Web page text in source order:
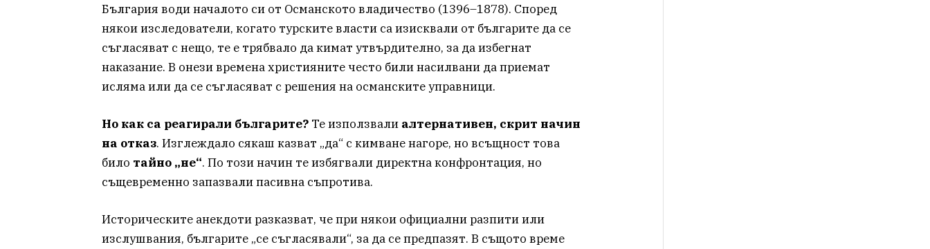
България води началото си от Османското владичество (1396–1878). Според
някои изследователи, когато турските власти са изисквали от българите да се
съгласяват с нещо, те е трябвало да кимат утвърдително, за да избегнат
наказание. В онези времена християните често били насилвани да приемат
исляма или да се съгласяват с решения на османските управници.
Но как са реагирали българите? Те използвали алтернативен, скрит начин
на отказ. Изглеждало сякаш казват „да“ с кимване нагоре, но всъщност това
било тайно „не“. По този начин те избягвали директна конфронтация, но
същевременно запазвали пасивна съпротива.
Историческите анекдоти разказват, че при някои официални разпити или
изслушвания, българите „се съгласявали“, за да се предпазят. В същото време